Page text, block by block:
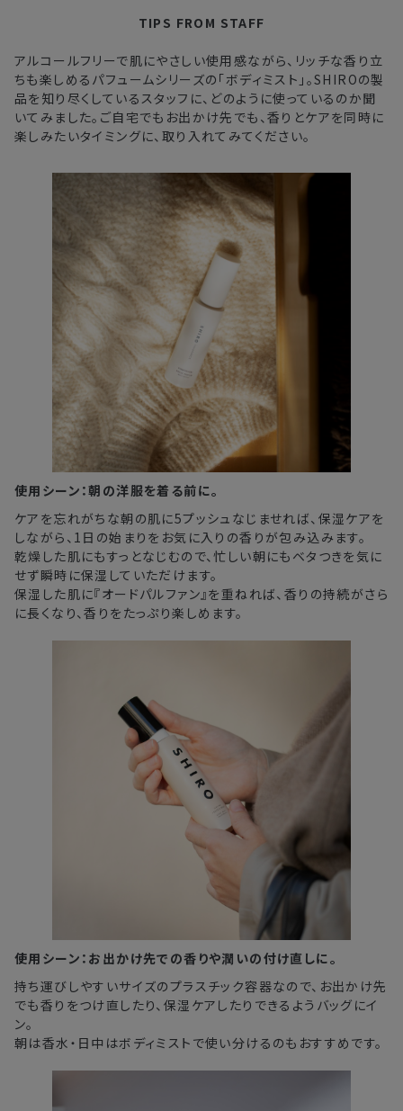
TIPS FROM STAFF
アルコールフリーで肌にやさしい使用感ながら、リッチな香り立
ちも楽しめるパフュームシリーズの「ボディミスト」。SHIROの製
品を知り尽くしているスタッフに、どのように使っているのか聞
いてみました。 ご自宅でもお出かけ先でも、香りとケアを同時に
楽しみたいタイミングに、取り入れてみてください。
使用シーン：朝の洋服を着る前に。
ケアを忘れがちな朝の肌に5プッシュなじませれば、保湿ケアを
しながら、1日の始まりをお気に入りの香りが包み込みます。
乾燥した肌にもすっとなじむので、忙しい朝にもベタつきを気に
せず瞬時に保湿していただけます。
保湿した肌に『オードパルファン』を重ねれば、香りの持続がさら
に長くなり、香りをたっぷり楽しめます。
使用シーン：お出かけ先での香りや潤いの付け直しに。
持ち運びしやすいサイズのプラスチック容器なので、お出かけ先
でも香りをつけ直したり、保湿ケアしたりできるようバッグにイ
ン。
朝は香水・日中はボディミストで使い分けるのもおすすめです。